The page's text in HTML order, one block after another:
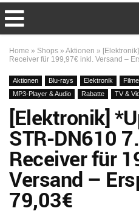
Home » Shops » Aktionen »
Receiver für 199,97€ inkl. Versand –
Aktionen Blu-rays Elektronik Filme
MP3-Player & Audio
Rabatte TV &
[Elektronik]
STR-DN610
Receiver für
Versand –
79,03€